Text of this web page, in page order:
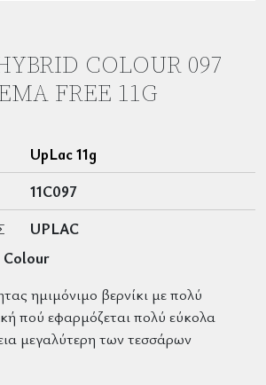
COLOUR 097
FREE 11G
UpLac 11g
11C097
UPLAC
Colour
ημιμόνιμο βερνίκι με πολύ
πού εφαρμόζεται πολύ εύκολα
μεγαλύτερη των τεσσάρων